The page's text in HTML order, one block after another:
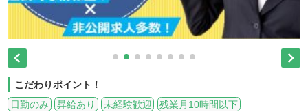
 
こだわりポイント！
日勤のみ
昇給あり 未経験歓迎
残業月10時間以下